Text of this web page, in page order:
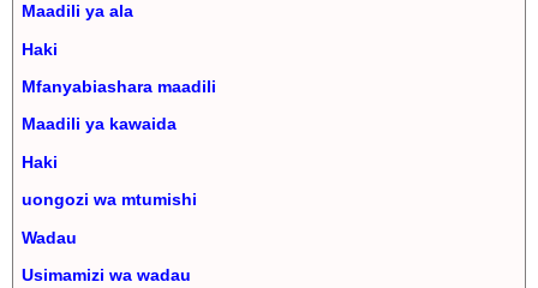
Maadili ya ala
Haki
Mfanyabiashara maadili
Maadili ya kawaida
Haki
uongozi wa mtumishi
Wadau
Usimamizi wa wadau